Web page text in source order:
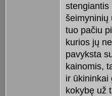
stengiantis
šeimyninių
tuo pačiu
kurios jų
pavyksta
kainomis,
ir ūkininkai
kokybę už